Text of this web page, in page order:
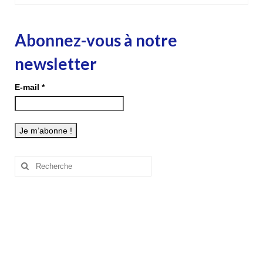
Abonnez-vous à notre
newsletter
E-mail *
Rechercher